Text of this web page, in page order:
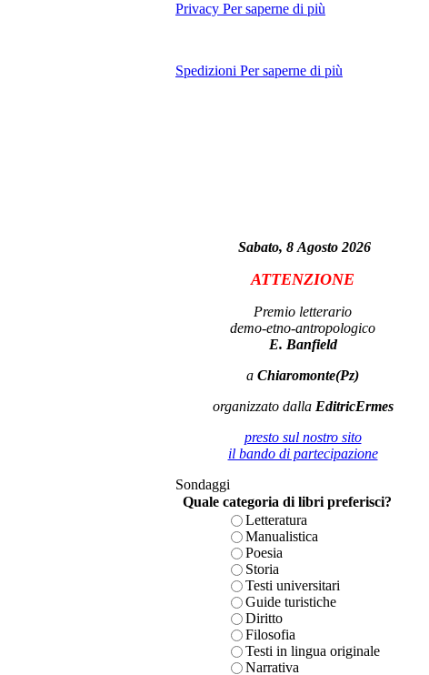
Privacy Per saperne di più
Spedizioni Per saperne di più
Sabato, 8 Agosto 2026
ATTENZIONE
Premio letterario
demo-etno-antropologico
E. Banfield
a Chiaromonte(Pz)
organizzato dalla EditricErmes
presto sul nostro sito
il bando di partecipazione
Sondaggi
Quale categoria di libri preferisci?
Letteratura
Manualistica
Poesia
Storia
Testi universitari
Guide turistiche
Diritto
Filosofia
Testi in lingua originale
Narrativa